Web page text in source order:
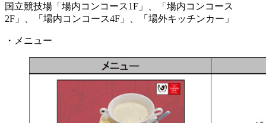
国立競技場「場内コンコース1F」、「場内コンコース
2F」、「場内コンコース4F」、「場外キッチンカー」
・メニュー